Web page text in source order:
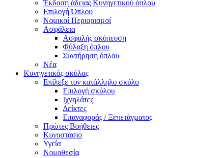
Έκδοση άδειας Κυνηγετικού όπλου
Επιλογή Όπλου
Νομικοί Περιορισμοί
Ασφάλεια
Ασφαλής σκόπευση
Φύλαξη όπλου
Συντήρηση όπλου
Νέα
Κυνηγετικός σκύλος
Επίλεξε τον κατάλληλο σκύλο
Επιλογή σκύλου
Ιχνηλάτες
Δείκτες
Επαναφοράς / Ξεπετάγματος
Πρώτες Βοήθειες
Κυνοστάσιο
Υγεία
Νομοθεσία